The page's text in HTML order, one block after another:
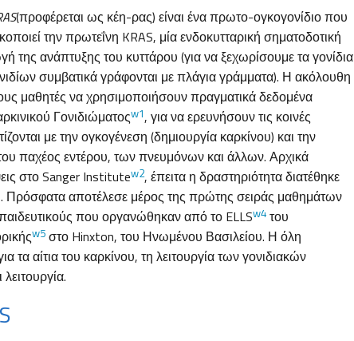
(προφέρεται ως κέη-ρας) είναι ένα πρωτο-ογκογονίδιο που
την πρωτεΐνη KRAS, μία ενδοκυτταρική σηματοδοτική
της ανάπτυξης του κυττάρου (για να ξεχωρίσουμε τα γονίδια
συμβατικά γράφονται με πλάγια γράμματα). Η ακόλουθη
μαθητές να χρησιμοποιήσουν πραγματικά δεδομένα
Γονιδιώματοςw1, για να ερευνήσουν τις κοινές
με την ογκογένεση (δημιουργία καρκίνου) και την
παχέος εντέρου, των πνευμόνων και άλλων. Αρχικά
στο Sanger Institutew2, έπειτα η δραστηριότητα διατέθηκε
. Πρόσφατα αποτέλεσε μέρος της πρώτης σειράς μαθημάτων
που οργανώθηκαν από το ELLSw4 του
w5 στο Hinxton, του Ηνωμένου Βασιλείου. Η όλη
τα αίτια του καρκίνου, τη λειτουργία των γονιδιακών